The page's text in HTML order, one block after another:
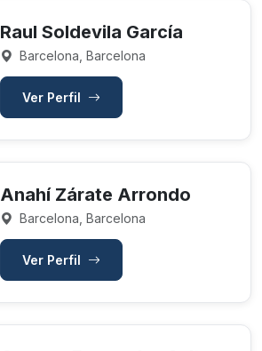
Raul Soldevila García
Barcelona, Barcelona
Ver Perfil
Anahí Zárate Arrondo
Barcelona, Barcelona
Ver Perfil